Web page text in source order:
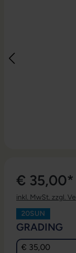
€ 35,00*
inkl. MwSt. zzgl.
20SUN
GRADING
€ 35,00